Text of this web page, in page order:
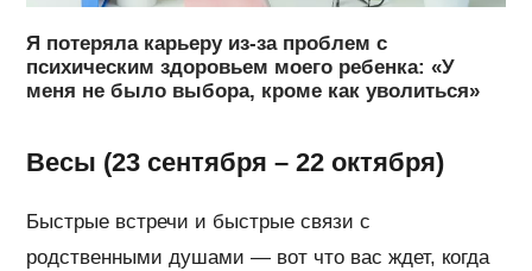
Я потеряла карьеру из-за проблем с
психическим здоровьем моего ребенка: «У
меня не было выбора, кроме как уволиться»
Весы (23 сентября – 22 октября)
Быстрые встречи и быстрые связи с
родственными душами — вот что вас ждет, когда